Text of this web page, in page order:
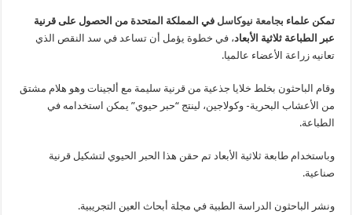
الطباعة
ثلاثية
الأبعاد
مغلقة
تمكن علماء بجامعة نيوكاسل في المملكة المتحدة من الحصول على قرنية
عبر الطباعة ثلاثية الأبعاد، في خطوة يؤمل أن تساعد في سد النقص الذي
تعانيه زراعة الأعضاء عالميا.
وقام الباحثون بخلط خلايا جذعية من قرنية سليمة مع ألجينات وهو هلام مشتق
من الأعشاب البحرية- وكولاجين، لينتج “حبر حيوي” يمكن استخدامه في
الطباعة.
وباستخدام طابعة ثلاثية الأبعاد تم حقن هذا الحبر الحيوي لتشكيل قرنية
صناعية.
ونشر الباحثون الدراسة الطبية في مجلة أبحاث العين التجريبية.